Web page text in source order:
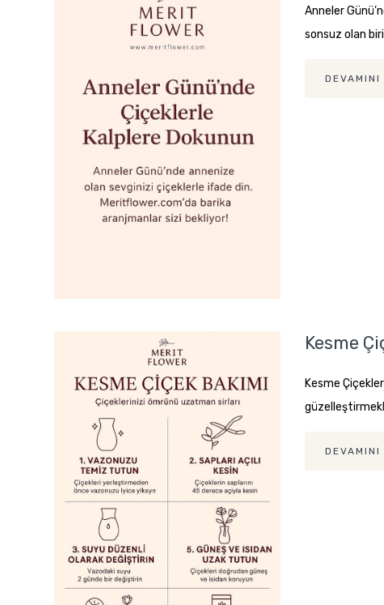
Anneler
sonsuz olan
DEVAMINI
Kesme
Kesme
DEVAMINI